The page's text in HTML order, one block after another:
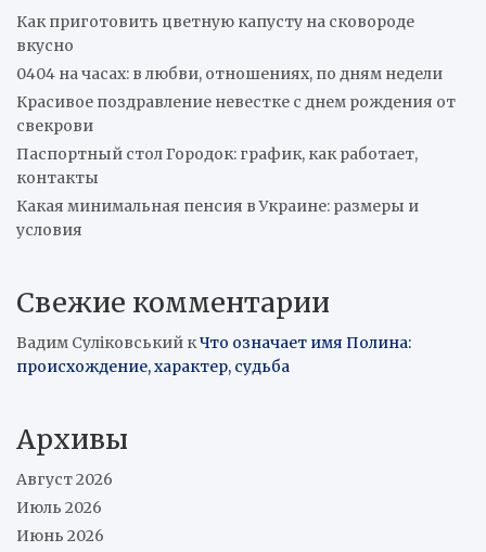
Как приготовить цветную капусту на сковороде
вкусно
0404 на часах: в любви, отношениях, по дням недели
Красивое поздравление невестке с днем рождения от
свекрови
Паспортный стол Городок: график, как работает,
контакты
Какая минимальная пенсия в Украине: размеры и
условия
Свежие комментарии
Вадим Суліковський кЧто означает имя Полина:
происхождение, характер, судьба
Архивы
Август 2026
Июль 2026
Июнь 2026